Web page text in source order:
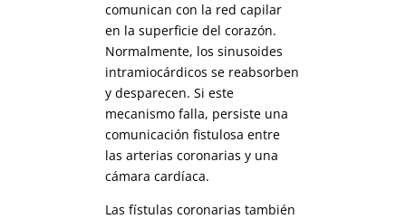
comunican con la red capilar
en la superficie del corazón.
Normalmente, los sinusoides
intramiocárdicos se reabsorben
y desparecen. Si este
mecanismo falla, persiste una
comunicación fistulosa entre
las arterias coronarias y una
cámara cardíaca.
Las fístulas coronarias también